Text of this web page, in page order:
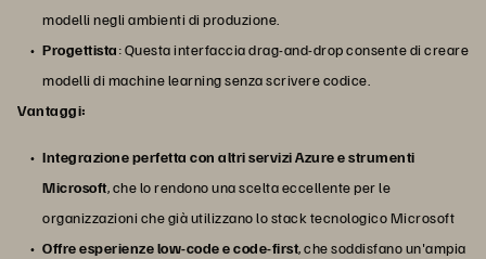
modelli negli ambienti di produzione.
Progettista: Questa interfaccia drag-and-drop consente di creare
modelli di machine learning senza scrivere codice.
Vantaggi:
Integrazione perfetta con altri servizi Azuree strumenti
Microsoft, che lo rendono una scelta eccellente per le
organizzazioni che già utilizzano lo stack tecnologico Microsoft
Offre esperienze low-code e code-first, che soddisfano un'ampia